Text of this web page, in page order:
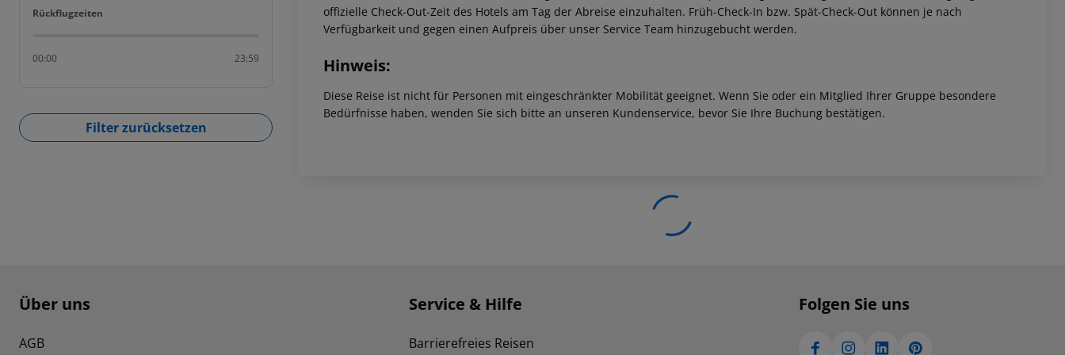
Rückflugzeiten
Rückflugzeiten
00:00 23:59
Filter zurücksetzen
offizielle Check-Out-Zeit des Hotels am Tag der Abreise einzuhalten. Früh-Check-In bzw. Spät-Check-Out können je nach
Verfügbarkeit und gegen einen Aufpreis über unser Service Team hinzugebucht werden.
Hinweis:
Diese Reise ist nicht für Personen mit eingeschränkter Mobilität geeignet. Wenn Sie oder ein Mitglied Ihrer Gruppe besondere
Bedürfnisse haben, wenden Sie sich bitte an unseren Kundenservice, bevor Sie Ihre Buchung bestätigen.
Footer navigation
Über uns
AGB
Service & Hilfe
Barrierefreies Reisen
Folgen Sie uns